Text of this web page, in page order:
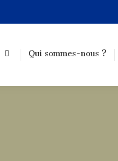
Qui sommes-nous ?